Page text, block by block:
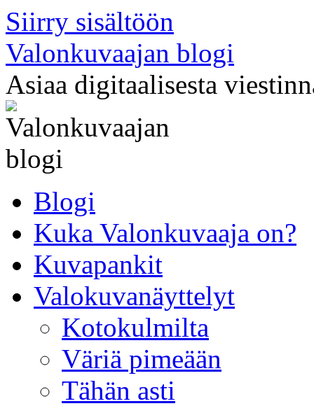
Siirry sisältöön
Valonkuvaajan blogi
Asiaa digitaalisesta
Blogi
Kuka Valonkuvaaja on?
Kuvapankit
Valokuvanäyttelyt
Kotokulmilta
Väriä pimeään
Tähän asti